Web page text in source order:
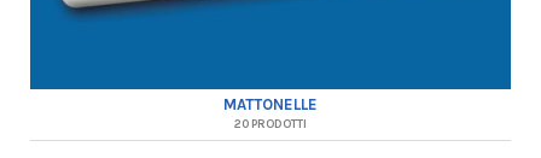
MATTONELLE
20 PRODOTTI